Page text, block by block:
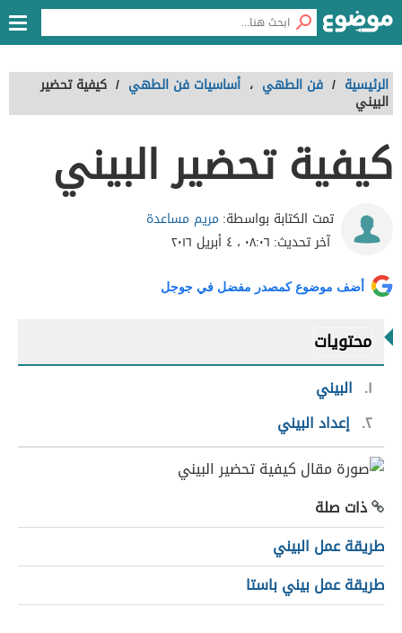
الرئيسية / فن الطهي ، أساسيات فن الطهي / كيفية تحضير
البيني
كيفية تحضير البيني
تمت الكتابة بواسطة: مريم مساعدة
آخر تحديث: ٠٨:٠٦ ، ٤ أبريل ٢٠١٦
أضف موضوع كمصدر مفضل في جوجل
محتويات
١
البيني
٢ إعداد البيني
ذات صلة
طريقة عمل البيني
طريقة عمل بيني باستا